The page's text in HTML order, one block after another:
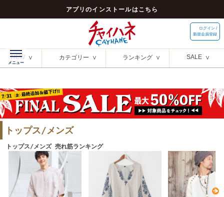
アプリのインストールはこちら
ログイン /
新規会員登録
NEW カテゴリー ランキング SALE
トップス/メンズ
トップス/メンズ 売れ筋ランキング